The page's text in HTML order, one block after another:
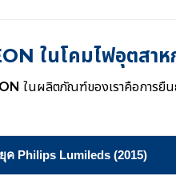
ในโคมไฟอุตสาห
ในผลิตภัณฑ์ของเราคือการยืน
ยุค Philips Lumileds (2015)